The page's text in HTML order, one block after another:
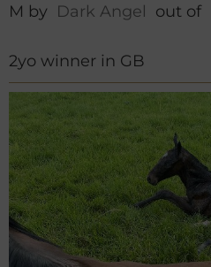
M by Dark Angel out of
2yo winner in GB